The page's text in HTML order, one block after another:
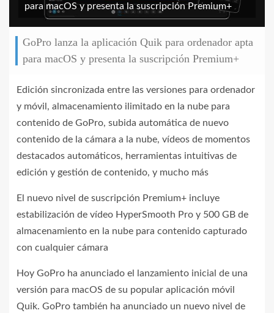
para macOS y presenta la suscripción Premium+
GoPro lanza la aplicación Quik para ordenador apta
para macOS y presenta la suscripción Premium+
Edición sincronizada entre las versiones para ordenador
y móvil, almacenamiento ilimitado en la nube para
contenido de GoPro, subida automática de nuevo
contenido de la cámara a la nube, vídeos de momentos
destacados automáticos, herramientas intuitivas de
edición y gestión de contenido, y mucho más
El nuevo nivel de suscripción Premium+ incluye
estabilización de vídeo HyperSmooth Pro y 500 GB de
almacenamiento en la nube para contenido capturado
con cualquier cámara
Hoy GoPro ha anunciado el lanzamiento inicial de una
versión para macOS de su popular aplicación móvil
Quik. GoPro también ha anunciado un nuevo nivel de